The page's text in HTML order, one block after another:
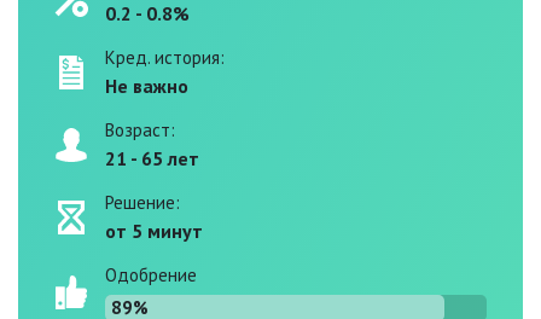
0.2 - 0.8%
Кред. история:
Не важно
Возраст:
21 - 65 лет
Решение:
от 5 минут
Одобрение
89%